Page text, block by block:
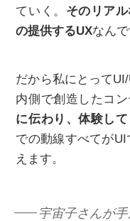
ていく。 そのリア
の提供するUXなんで
だから私にとって
内側で創造したコ
に伝わり、体験し
での動線すべてが
えます。
宇宙子さんが